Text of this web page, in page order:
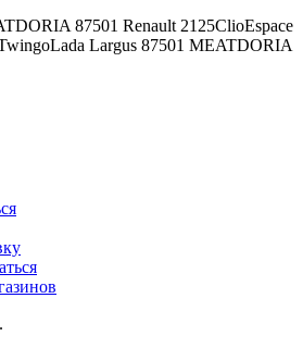
87501 Renault 2125ClioEspace
Largus 87501 MEATDORIA